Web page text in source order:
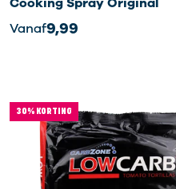
Cooking Spray Original
Vanaf9,99
30% KORTING